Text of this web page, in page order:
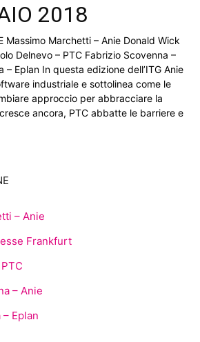
2018
Massimo Marchetti – Anie Donald Wick
Delnevo – PTC Fabrizio Scovenna –
– Eplan In questa edizione dell’ITG Anie
industriale e sottolinea come le
approccio per abbracciare la
ancora, PTC abbatte le barriere e
– Anie
Frankfurt
– Anie
Eplan